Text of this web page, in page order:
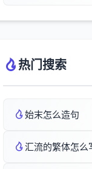
热门搜索
始末怎么造句
汇流的繁体怎么